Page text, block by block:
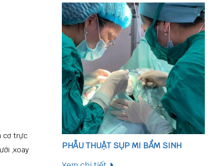
cơ trực
,xoay
Phaco hiện là phương pháp phẫu
thuật được áp dụng phổ biến nhất
trên toàn thế giới trong điều trị đục
thủy tinh thể. Hằng năm, ở nước ta
có khoảng 300 000 mắt được phẫu
thuật bằng phương pháp này.
PHẪU THUẬT SỤP MI BẨM SINH